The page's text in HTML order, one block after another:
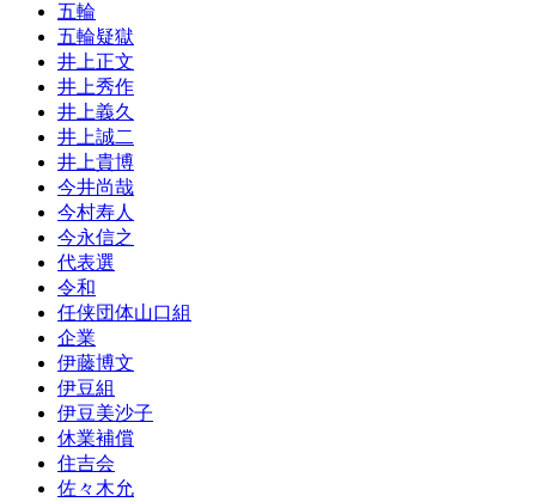
五輪
五輪疑獄
井上正文
井上秀作
井上義久
井上誠二
井上貴博
今井尚哉
今村寿人
今永信之
代表選
令和
任侠団体山口組
企業
伊藤博文
伊豆組
伊豆美沙子
休業補償
住吉会
佐々木允